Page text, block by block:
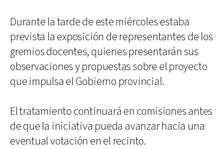
Durante la tarde de este miércoles estaba
prevista la exposición de representantes de los
gremios docentes, quienes presentarán sus
observaciones y propuestas sobre el proyecto
que impulsa el Gobierno provincial.
El tratamiento continuará en comisiones antes
de que la iniciativa pueda avanzar hacia una
eventual votación en el recinto.